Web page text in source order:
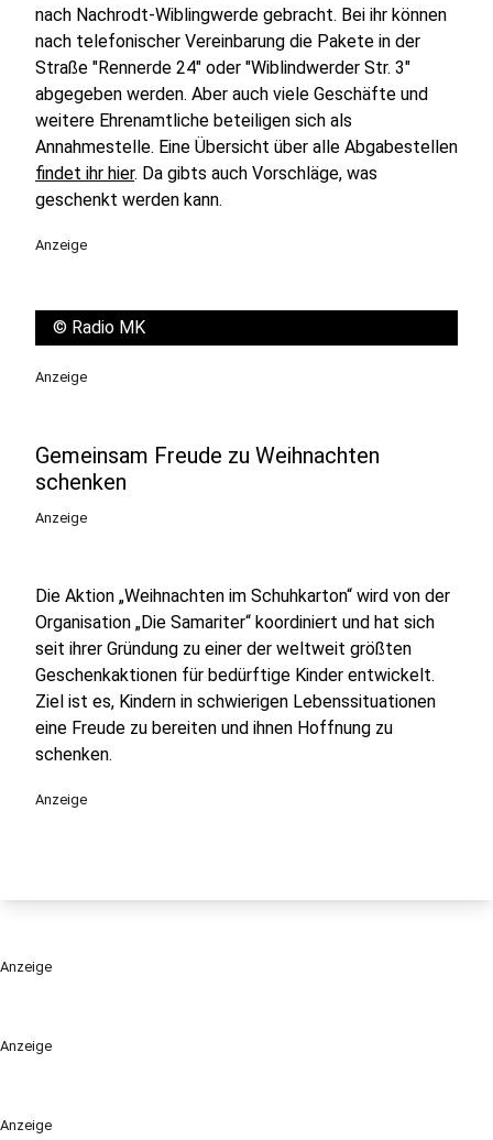
Anzeige
Anzeige
nach Nachrodt-Wiblingwerde gebracht. Bei ihr können
nach telefonischer Vereinbarung die Pakete in der
Straße "Rennerde 24" oder "Wiblindwerder Str. 3"
abgegeben werden. Aber auch viele Geschäfte und
weitere Ehrenamtliche beteiligen sich als
Annahmestelle. Eine Übersicht über alle Abgabestellen
findet ihr hier. Da gibts auch Vorschläge, was
geschenkt werden kann.
Anzeige
© Radio MK
Anzeige
Gemeinsam Freude zu Weihnachten
schenken
Anzeige
Die Aktion „Weihnachten im Schuhkarton“ wird von der
Organisation „Die Samariter“ koordiniert und hat sich
seit ihrer Gründung zu einer der weltweit größten
Geschenkaktionen für bedürftige Kinder entwickelt.
Ziel ist es, Kindern in schwierigen Lebenssituationen
eine Freude zu bereiten und ihnen Hoffnung zu
schenken.
Anzeige
Anzeige